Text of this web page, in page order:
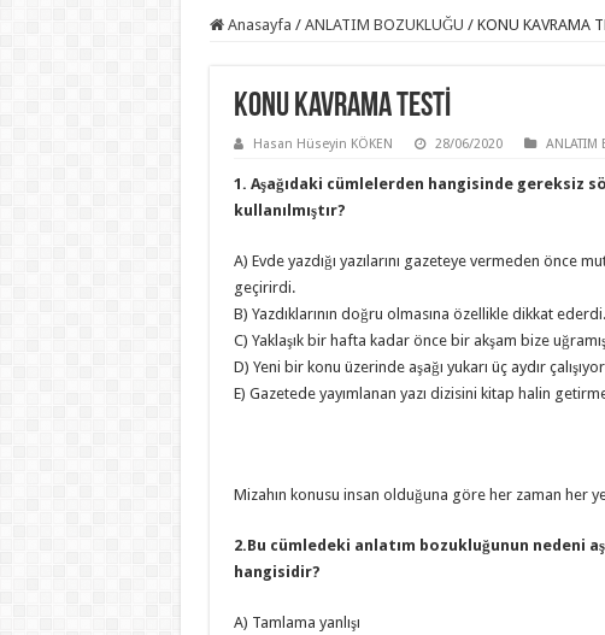
Anasayfa / ANLATIM BOZUKLUĞU / KONU KAVRAMA
KONU KAVRAMA TESTİ
Hasan Hüseyin KÖKEN 28/06/2020 ANLATIM
1. Aşağıdaki cümlelerden hangisinde gereksiz
kullanılmıştır?
A) Evde yazdığı yazılarını gazeteye vermeden önce
geçirirdi.
B) Yazdıklarının doğru olmasına özellikle dikkat ederdi.
C) Yaklaşık bir hafta kadar önce bir akşam bize
D) Yeni bir konu üzerinde aşağı yukarı üç aydır
E) Gazetede yayımlanan yazı dizisini kitap halin
Mizahın konusu insan olduğuna göre her zaman her
2.Bu cümledeki anlatım bozukluğunun nedeni
hangisidir?
A) Tamlama yanlışı